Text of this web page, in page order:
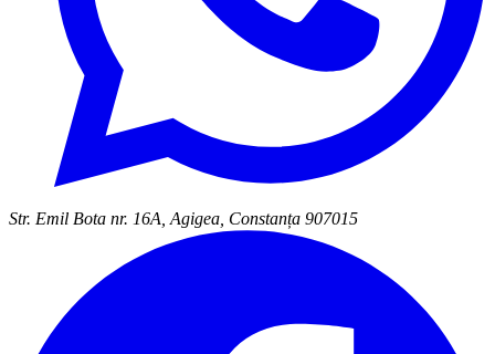
Str. Emil Bota nr. 16A, Agigea, Constanța 907015